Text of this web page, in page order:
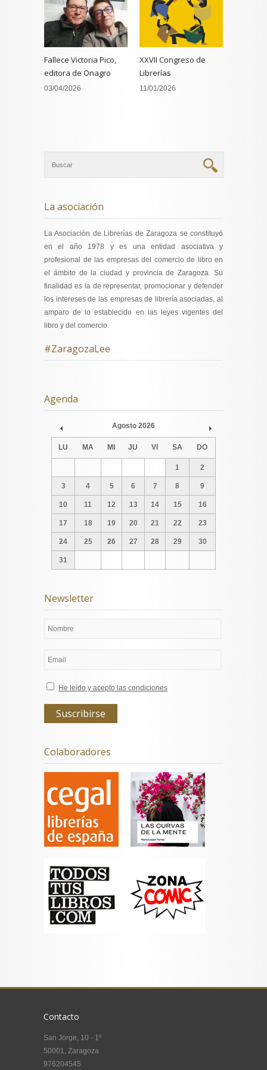
Fallece Victoria Pico,
editora de Onagro
03/04/2026
XXVII Congreso de
Librerías
11/01/2026
La asociación
La Asociación de Librerías de Zaragoza se constituyó
en el año 1978 y es una entidad asociativa y
profesional de las empresas del comercio de libro en
el ámbito de la ciudad y provincia de Zaragoza. Su
finalidad es la de representar, promocionar y defender
los intereses de las empresas de librería asociadas, al
amparo de lo establecido en las leyes vigentes del
libro y del comercio.
#ZaragozaLee
Agenda
Agosto 2026
LU MA MI JU VI SA DO
1 2
3 4 5 6 7 8 9
10 11 12 13 14 15 16
17 18 19 20 21 22 23
24 25 26 27 28 29 30
31
Newsletter
He leido y acepto las condiciones
Colaboradores
Contacto
San Jorge, 10 - 1º
50001, Zaragoza
976204545